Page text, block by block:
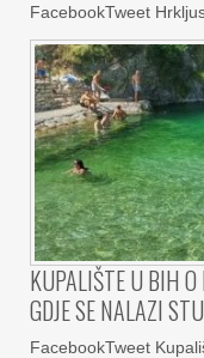
FacebookTweet
KUPALIŠTE U BIH
GDJE SE NALAZI
FacebookTweet